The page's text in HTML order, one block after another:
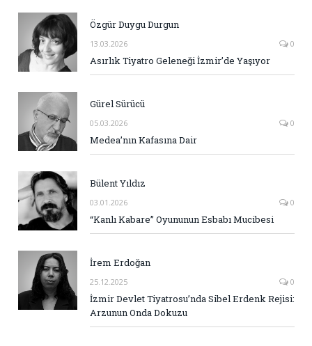
Özgür Duygu Durgun
13.03.2026 0
Asırlık Tiyatro Geleneği İzmir’de Yaşıyor
Gürel Sürücü
05.03.2026 0
Medea’nın Kafasına Dair
Bülent Yıldız
03.01.2026 0
“Kanlı Kabare” Oyununun Esbabı Mucibesi
İrem Erdoğan
25.12.2025 0
İzmir Devlet Tiyatrosu’nda Sibel Erdenk Rejisi:
Arzunun Onda Dokuzu